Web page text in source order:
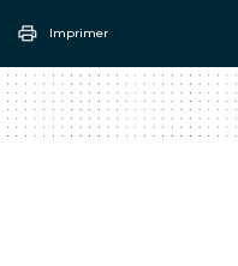
Imprimer